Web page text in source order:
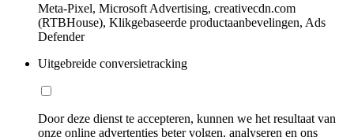
Meta-Pixel, Microsoft Advertising, creativecdn.com
(RTBHouse), Klikgebaseerde productaanbevelingen, Ads
Defender
Uitgebreide conversietracking
Door deze dienst te accepteren, kunnen we het resultaat van
onze online advertenties beter volgen, analyseren en ons